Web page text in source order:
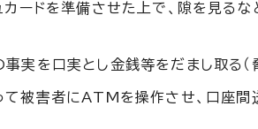
ードを準備させた上で、隙を見るな
実を口実とし金銭等をだまし取る（
被害者にATMを操作させ、口座